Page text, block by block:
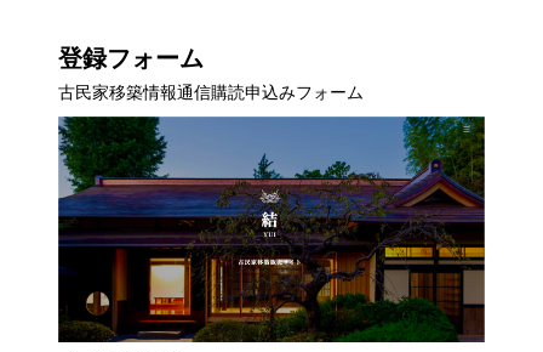
登録フォーム
古民家移築情報通信購読申込みフォーム